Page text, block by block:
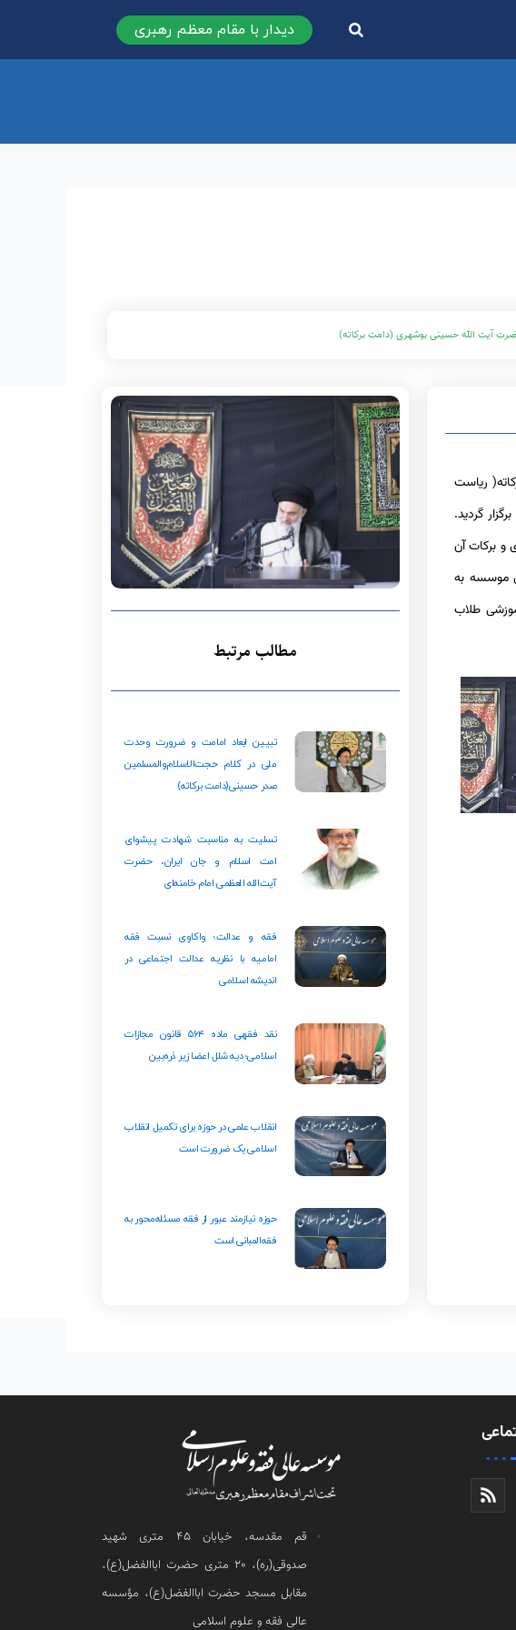
دیدار با مقام معظم رهبری
آیت الله حسینی بوشهری (دامت برکاته)
(دامت برکاته( ریاست
گردید.
و برکات آن
موسسه به
طلاب
مطالب مرتبط
تبیین ابعاد امامت و ضرورت وحدت
ملی در کلام حجت‌الاسلام‌والمسلمین
صدر حسینی(دامت‌ برکاته)
تسلیت به مناسبت شهادت پیشوای
امت اسلام و جان ایران، حضرت
آیت‌الله العظمی امام خامنه‌ای
فقه و عدالت؛ واکاوی نسبت فقه
امامیه با نظریه عدالت اجتماعی در
اندیشه اسلامی
نقد فقهی ماده ۵۶۴ قانون مجازات
اسلامی؛ دیه شلل اعضا زیر ذره‌بین
انقلاب علمی در حوزه برای تکمیل انقلاب
اسلامی یک ضرورت است
حوزه نیازمند عبور از فقه مسئله‌محور به
فقه‌المبانی است
قم مقدسه، خیابان 45 متری شهید
صدوقی(ره)، 20 متری حضرت اباالفضل(ع)،
مقابل مسجد حضرت اباالفضل(ع)، مؤسسه
عالی فقه و علوم اسلامی